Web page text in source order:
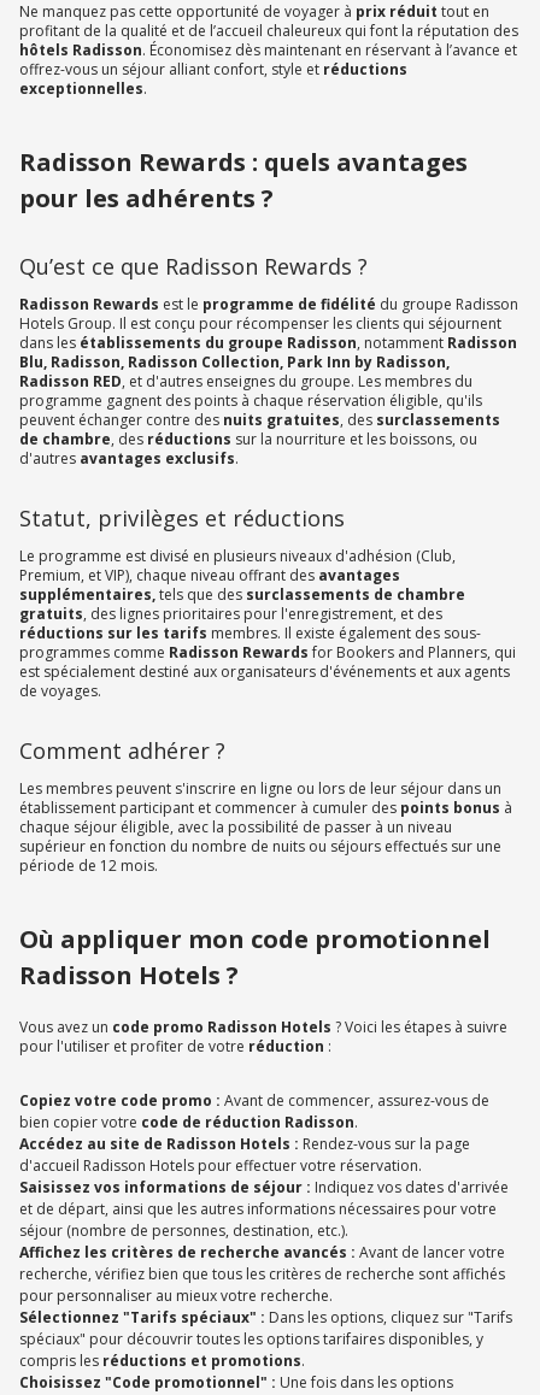
Ne manquez pas cette opportunité de voyager à prix réduit tout en
profitant de la qualité et de l’accueil chaleureux qui font la réputation des
hôtels Radisson. Économisez dès maintenant en réservant à l’avance et
offrez-vous un séjour alliant confort, style et réductions
exceptionnelles.
Radisson Rewards : quels avantages
pour les adhérents ?
Qu’est ce que Radisson Rewards ?
Radisson Rewards est le programme de fidélité du groupe Radisson
Hotels Group. Il est conçu pour récompenser les clients qui séjournent
dans les établissements du groupe Radisson, notamment Radisson
Blu, Radisson, Radisson Collection, Park Inn by Radisson,
Radisson RED, et d'autres enseignes du groupe. Les membres du
programme gagnent des points à chaque réservation éligible, qu'ils
peuvent échanger contre des nuits gratuites, des surclassements
de chambre, des réductions sur la nourriture et les boissons, ou
d'autres avantages exclusifs.
Statut, privilèges et réductions
Le programme est divisé en plusieurs niveaux d'adhésion (Club,
Premium, et VIP), chaque niveau offrant des avantages
supplémentaires,tels que des surclassements de chambre
gratuits, des lignes prioritaires pour l'enregistrement, et des
réductions sur les tarifs membres. Il existe également des sous-
programmes comme Radisson Rewardsfor Bookers and Planners, qui
est spécialement destiné aux organisateurs d'événements et aux agents
de voyages.
Comment adhérer ?
Les membres peuvent s'inscrire en ligne ou lors de leur séjour dans un
établissement participant et commencer à cumuler des points bonus à
chaque séjour éligible, avec la possibilité de passer à un niveau
supérieur en fonction du nombre de nuits ou séjours effectués sur une
période de 12 mois.
Où appliquer mon code promotionnel
Radisson Hotels ?
Vous avez un code promo Radisson Hotels ? Voici les étapes à suivre
pour l'utiliser et profiter de votre réduction :
Copiez votre code promo : Avant de commencer, assurez-vous de
bien copier votre code de réduction Radisson.
Accédez au site de Radisson Hotels : Rendez-vous sur la page
d'accueil Radisson Hotels pour effectuer votre réservation.
Saisissez vos informations de séjour : Indiquez vos dates d'arrivée
et de départ, ainsi que les autres informations nécessaires pour votre
séjour (nombre de personnes, destination, etc.).
Affichez les critères de recherche avancés : Avant de lancer votre
recherche, vérifiez bien que tous les critères de recherche sont affichés
pour personnaliser au mieux votre recherche.
Sélectionnez "Tarifs spéciaux" : Dans les options, cliquez sur "Tarifs
spéciaux" pour découvrir toutes les options tarifaires disponibles, y
compris les réductions et promotions.
Choisissez "Code promotionnel" : Une fois dans les options